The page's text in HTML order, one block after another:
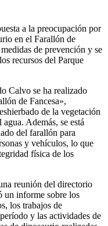
a la preocupación por
en el Farallón de
de prevención y se
recursos del Parque
Calvo se ha realizado
de Fancesa»,
de la vegetación
Además, se está
del farallón para
y vehículos, lo que
física de los
reunión del directorio
un informe sobre los
los trabajos de
y las actividades de